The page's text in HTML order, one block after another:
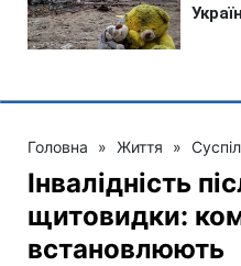
Головна » Життя »
Інвалідність
щитовидки:
встановлюють